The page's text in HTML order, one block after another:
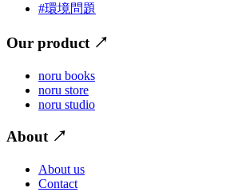
#環境問題
Our product ↗
noru books
noru store
noru studio
About ↗
About us
Contact